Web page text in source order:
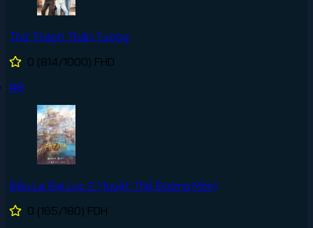
Thử Thách Thần Tượng
0 (814/1000) FHD
#8
Đấu La Đại Lục 2 (Tuyệt Thế Đường Môn)
0 (165/180) FDH